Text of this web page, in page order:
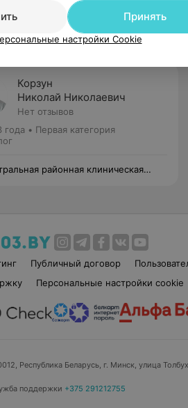
Корзун
Николай Николаевич
Нет отзывов
года • Первая категория
районная клиническая
Публичный договор
Персональные настройки cookie
Республика Беларусь, г. Минск, улица
поддержки +375 291212755
Принять
настройки Cookie